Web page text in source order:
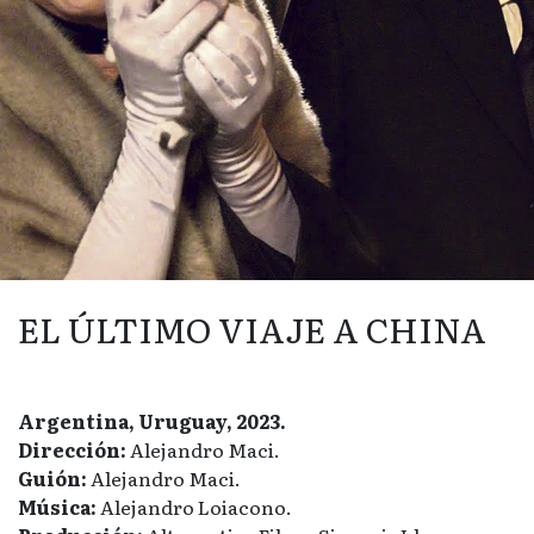
EL ÚLTIMO VIAJE A CHINA
Argentina, Uruguay, 2023.
Dirección:Alejandro Maci.
Guión:Alejandro Maci.
Música:Alejandro Loiacono.